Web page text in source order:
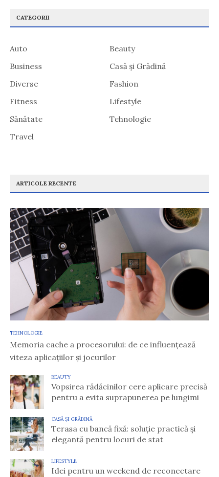
CATEGORII
Auto
Beauty
Business
Casă și Grădină
Diverse
Fashion
Fitness
Lifestyle
Sănătate
Tehnologie
Travel
ARTICOLE RECENTE
TEHNOLOGIE
Memoria cache a procesorului: de ce influențează
viteza aplicațiilor și jocurilor
BEAUTY
Vopsirea rădăcinilor cere aplicare precisă
pentru a evita suprapunerea pe lungimi
CASĂ ȘI GRĂDINĂ
Terasa cu bancă fixă: soluție practică și
elegantă pentru locuri de stat
LIFESTYLE
Idei pentru un weekend de reconectare